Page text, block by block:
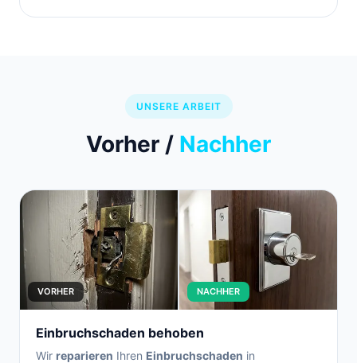
UNSERE ARBEIT
Vorher / Nachher
VORHER NACHHER
Einbruchschaden behoben
Wir reparieren Ihren Einbruchschaden in